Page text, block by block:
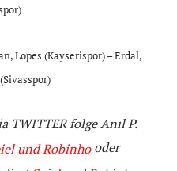
Lopes (Kayserispor) – Erdal,
TWITTER folge Anıl P.
oder